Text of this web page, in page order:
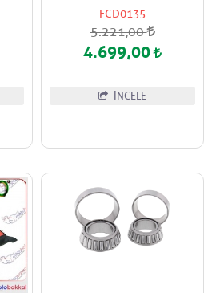
Takımı
FCD0135
5.221,00
4.699,00
İNCELE